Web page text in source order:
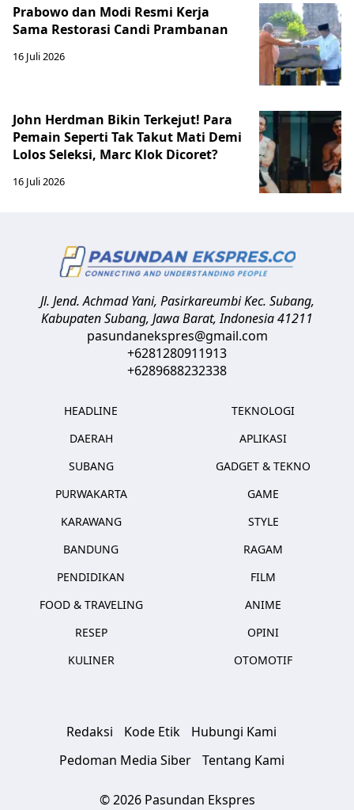
Prabowo dan Modi Resmi Kerja
Sama Restorasi Candi Prambanan
16 Juli 2026
John Herdman Bikin Terkejut! Para
Pemain Seperti Tak Takut Mati Demi
Lolos Seleksi, Marc Klok Dicoret?
16 Juli 2026
Jl. Jend. Achmad Yani, Pasirkareumbi Kec. Subang,
Kabupaten Subang, Jawa Barat,Indonesia41211
pasundanekspres@gmail.com
+6281280911913
+6289688232338
HEADLINE
DAERAH
SUBANG
PURWAKARTA
KARAWANG
BANDUNG
PENDIDIKAN
FOOD & TRAVELING
RESEP
KULINER
TEKNOLOGI
APLIKASI
GADGET & TEKNO
GAME
STYLE
RAGAM
FILM
ANIME
OPINI
OTOMOTIF
Redaksi Kode Etik
Hubungi Kami
Pedoman Media Siber
Tentang Kami
© 2026 Pasundan Ekspres